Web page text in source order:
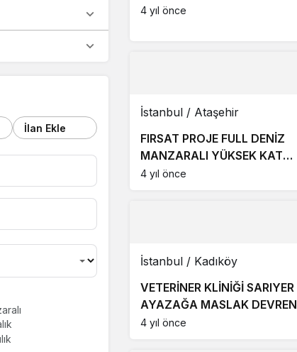
İlan Ekle
4 yıl önce
İstanbul / Ataşehir
FIRSAT PROJE FULL DENİZ
MANZARALI YÜKSEK KAT
SATILIK 1+1 DAİRE
4 yıl önce
İstanbul / Kadıköy
VETERİNER KLİNİĞİ SARIYER
AYAZAĞA MASLAK DEVREN
KİRALIK
4 yıl önce